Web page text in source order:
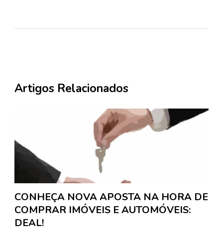
Artigos Relacionados
CONHEÇA NOVA APOSTA NA HORA DE
COMPRAR IMÓVEIS E AUTOMÓVEIS:
DEAL!